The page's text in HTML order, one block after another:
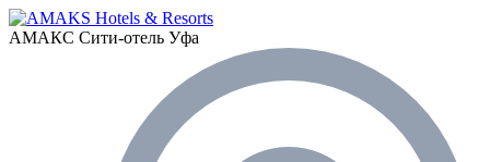
АМАКС Сити-отель Уфа